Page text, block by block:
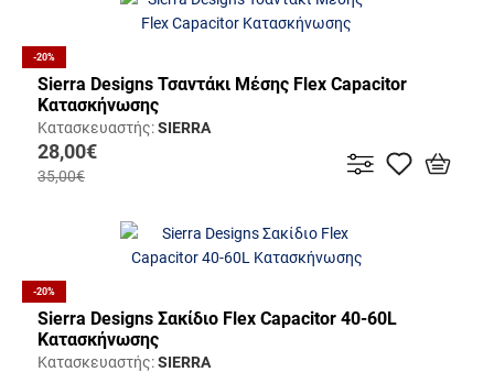
-20%
Sierra Designs Τσαντάκι Μέσης Flex Capacitor
Κατασκήνωσης
Κατασκευαστής:SIERRA
28,00€
35,00€
-20%
Sierra Designs Σακίδιο Flex Capacitor 40-60L
Κατασκήνωσης
Κατασκευαστής:SIERRA